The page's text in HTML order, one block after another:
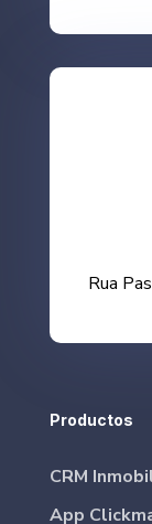
Rua
Productos
CRM
App